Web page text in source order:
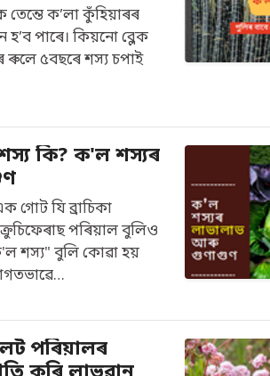
ক’লা কুঁহিয়াৰৰ
পাৰে। কিয়নো ব্লেক
ৰুলে ৫বছৰে শস্য চপাই
কি? ক'ল শস্যৰ
গোট যি ব্ৰাচিকা
পৰিয়াল বুলিও
শস্য" বুলি কোৱা হয়
পৰিয়ালৰ